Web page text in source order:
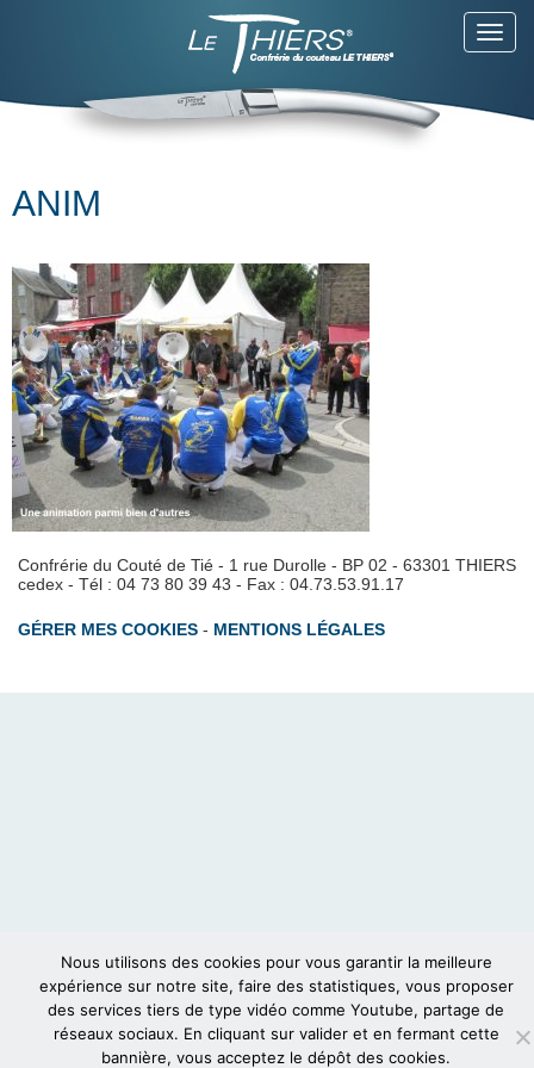
ANIM
Confrérie du Couté de Tié - 1 rue Durolle - BP 02 - 63301 THIERS
cedex - Tél : 04 73 80 39 43 - Fax : 04.73.53.91.17
GÉRER MES COOKIES - MENTIONS LÉGALES
Nous utilisons des cookies pour vous garantir la meilleure
expérience sur notre site, faire des statistiques, vous proposer
des services tiers de type vidéo comme Youtube, partage de
réseaux sociaux. En cliquant sur valider et en fermant cette
bannière, vous acceptez le dépôt des cookies.